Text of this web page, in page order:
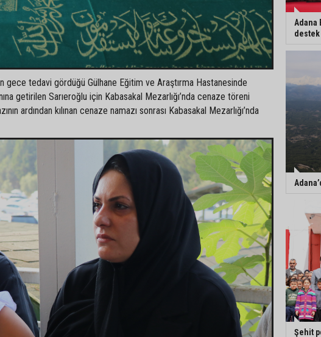
gece tedavi gördüğü Gülhane Eğitim ve Araştırma Hastanesinde
getirilen Sarıeroğlu için Kabasakal Mezarlığı’nda cenaze töreni
ardından kılınan cenaze namazı sonrası Kabasakal Mezarlığı’nda
Adana
Şehit